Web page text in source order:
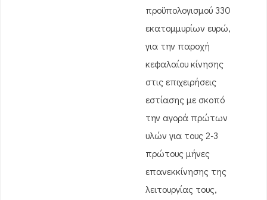
προϋπολογισμού 330
εκατομμυρίων ευρώ,
για την παροχή
κεφαλαίου κίνησης
στις επιχειρήσεις
εστίασης με σκοπό
την αγορά πρώτων
υλών για τους 2-3
πρώτους μήνες
επανεκκίνησης της
λειτουργίας τους,